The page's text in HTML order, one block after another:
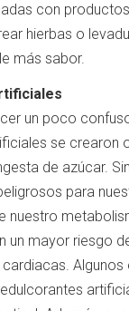
con
hierbas o
más sabor.
un poco
se crearon
de azúcar.
para
nuestro
un mayor riesgo
Algunos